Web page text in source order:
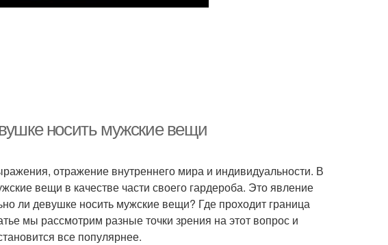
носить мужские вещи
отражение внутреннего мира и индивидуальности. В
вещи в качестве части своего гардероба. Это явление
ли девушке носить мужские вещи? Где проходит граница
мы рассмотрим разные точки зрения на этот вопрос и
все популярнее.